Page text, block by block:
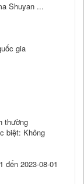
Shuyan ...
gia
thường
biệt: Không
đến 2023-08-01